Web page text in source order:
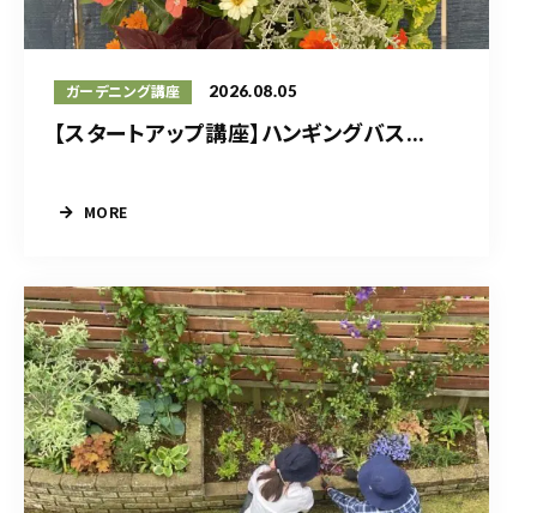
ガーデニング講座 2026.08.05
【スタートアップ講座】ハンギングバス...
MORE